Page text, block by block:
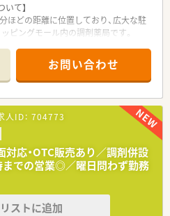
て】
ほどの距離に位置しており、広大な駐
ピングモール内の調剤薬局です。
いう豊富な処方箋数に対応していま
取り扱う医薬品の品目数が非常に多
しながらスキルアップを目指せます。
なシェアを誇る大手グループが運営
経営基盤と福利厚生が大きな魅力で
域医療の拠点と捉え、衣食住の全てか
する事業を展開しております。
りするヘルスケアステーションとし
健康づくりに寄与できる組織です。
お問い合わせ
ID： 704773
応・OTC販売あり／調剤併設
での営業◎／曜日問わず勤務
ストに追加